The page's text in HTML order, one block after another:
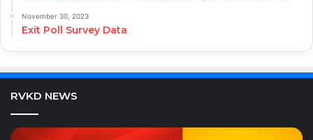
November 30, 2023
Exit Poll Survey Data
RVKD NEWS